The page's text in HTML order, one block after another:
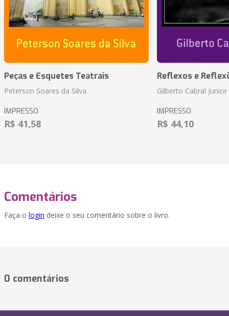
Peças e Esquetes Teatrais
Peterson Soares da Silva
IMPRESSO
R$ 41,58
Reflexos e
Gilberto Cabral Junior
IMPRESSO
R$ 44,10
Comentários
Faça o login deixe o seu comentário sobre o livro.
0 comentários